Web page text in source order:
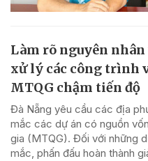
Làm rõ nguyên nhân
xử lý các công trình
MTQG chậm tiến độ
Đà Nẵng yêu cầu các địa
mắc các dự án có nguồn
gia (MTQG). Đối với những
mắc, phấn đấu hoàn thành